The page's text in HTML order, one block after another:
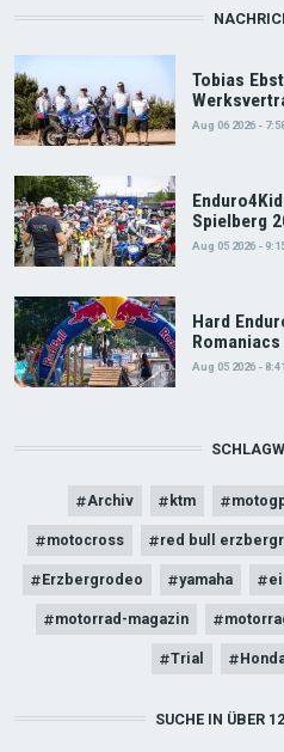
Tobias
Aug 06 2026 -
Spielberg
Aug 05 2026 -
Hard
Aug 05 2026 -
Archiv ktm
motocross red bull
Erzbergrodeo yamaha
motorrad-magazin
Trial
SUCHE IN ÜBER